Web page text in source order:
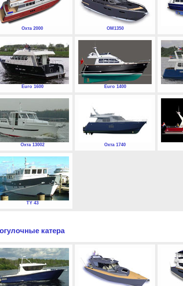
Охта 2000 ОМ1350
Euro 1600 Euro 1400
Охта 13002 Охта 1740
TY 43
катера